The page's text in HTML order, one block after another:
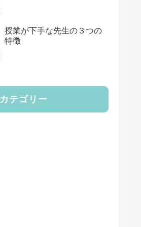
授業が下手な先生の３つの
特徴
カテゴリー